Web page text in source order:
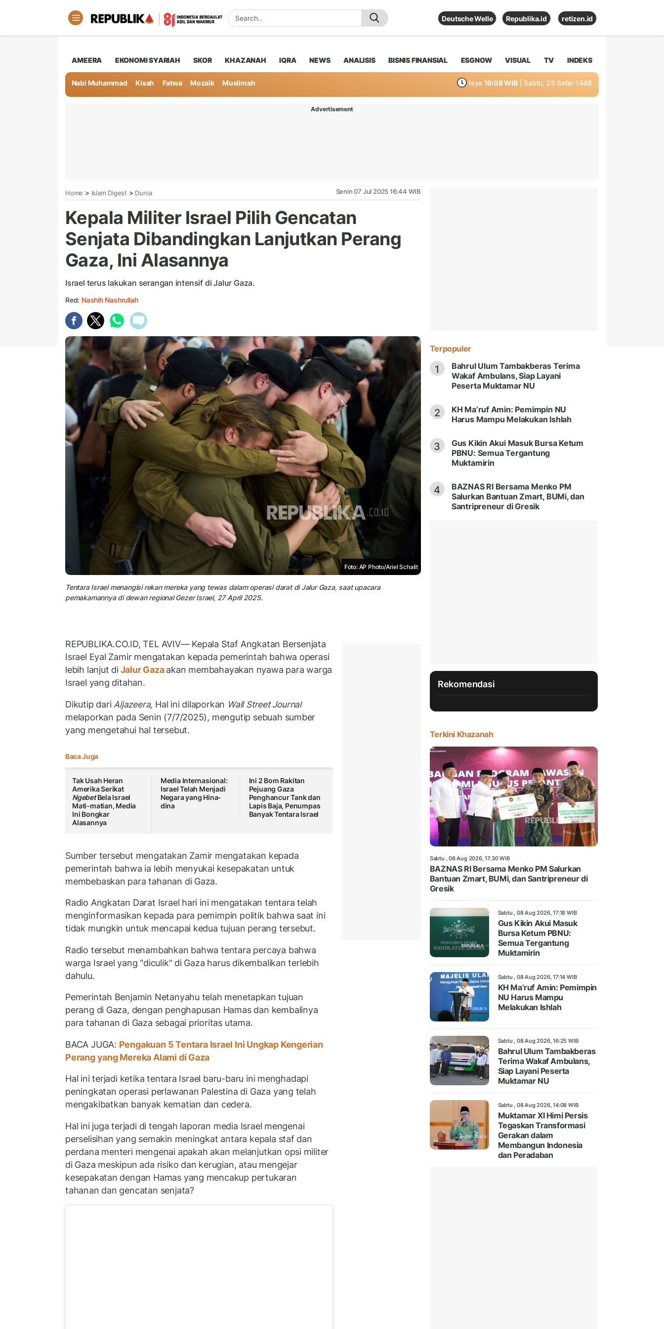
Deutsche Welle Republika.id retizen.id
AMEERA EKONOMI SYARIAH SKOR KHAZANAH IQRA NEWS ANALISIS BISNIS FINANSIAL ESGNOW VISUAL TV INDEKS
Nabi Muhammad Kisah Fatwa Mozaik Muslimah Isya 19:08 WIB | Sabtu, 25 Safar 1448
Advertisement
Home > Islam Digest > Dunia Senin 07 Jul 2025 16:44 WIB
Kepala Militer Israel Pilih Gencatan
Senjata Dibandingkan Lanjutkan Perang
Gaza, Ini Alasannya
Israel terus lakukan serangan intensif di Jalur Gaza.
Red: Nashih Nashrullah
Foto: AP Photo/Ariel Schalit
Tentara Israel menangisi rekan mereka yang tewas dalam operasi darat di Jalur Gaza, saat upacara
pemakamannya di dewan regional Gezer Israel, 27 April 2025.
REPUBLIKA.CO.ID, TEL AVIV— Kepala Staf Angkatan Bersenjata
Israel Eyal Zamir mengatakan kepada pemerintah bahwa operasi
lebih lanjut diJalur Gazaakan membahayakan nyawa para warga
Israel yang ditahan.
Dikutip dari Aljazeera, Hal ini dilaporkan Wall Street Journal
melaporkan pada Senin (7/7/2025), mengutip sebuah sumber
yang mengetahui hal tersebut.
Baca Juga
Tak Usah Heran
Amerika Serikat
NgebetBela Israel
Mati-matian, Media
Ini Bongkar
Alasannya
Media Internasional:
Israel Telah Menjadi
Negara yang Hina-
dina
Ini 2 Bom Rakitan
Pejuang Gaza
Penghancur Tank dan
Lapis Baja, Penumpas
Banyak Tentara Israel
Sumber tersebut mengatakan Zamir mengatakan kepada
pemerintah bahwa ia lebih menyukai kesepakatan untuk
membebaskan para tahanan di Gaza.
Radio Angkatan Darat Israel hari ini mengatakan tentara telah
menginformasikan kepada para pemimpin politik bahwa saat ini
tidak mungkin untuk mencapai kedua tujuan perang tersebut.
Radio tersebut menambahkan bahwa tentara percaya bahwa
warga Israel yang "diculik" di Gaza harus dikembalikan terlebih
dahulu.
Pemerintah Benjamin Netanyahu telah menetapkan tujuan
perang di Gaza, dengan penghapusan Hamas dan kembalinya
para tahanan di Gaza sebagai prioritas utama.
BACA JUGA: Pengakuan 5 Tentara Israel Ini Ungkap Kengerian
Perang yang Mereka Alami di Gaza
Hal ini terjadi ketika tentara Israel baru-baru ini menghadapi
peningkatan operasi perlawanan Palestina di Gaza yang telah
mengakibatkan banyak kematian dan cedera.
Hal ini juga terjadi di tengah laporan media Israel mengenai
perselisihan yang semakin meningkat antara kepala staf dan
perdana menteri mengenai apakah akan melanjutkan opsi militer
di Gaza meskipun ada risiko dan kerugian, atau mengejar
kesepakatan dengan Hamas yang mencakup pertukaran
tahanan dan gencatan senjata?
Terpopuler
1
Bahrul Ulum Tambakberas Terima
Wakaf Ambulans, Siap Layani
Peserta Muktamar NU
2
KH Ma’ruf Amin: Pemimpin NU
Harus Mampu Melakukan Ishlah
3
Gus Kikin Akui Masuk Bursa Ketum
PBNU: Semua Tergantung
Muktamirin
4
BAZNAS RI Bersama Menko PM
Salurkan Bantuan Zmart, BUMi, dan
Santripreneur di Gresik
Rekomendasi
Terkini Khazanah
Sabtu , 08 Aug 2026, 17:30 WIB
BAZNAS RI Bersama Menko PM Salurkan
Bantuan Zmart, BUMi, dan Santripreneur di
Gresik
Sabtu , 08 Aug 2026, 17:18 WIB
Gus Kikin Akui Masuk
Bursa Ketum PBNU:
Semua Tergantung
Muktamirin
Sabtu , 08 Aug 2026, 17:14 WIB
KH Ma’ruf Amin: Pemimpin
NU Harus Mampu
Melakukan Ishlah
Sabtu , 08 Aug 2026, 16:25 WIB
Bahrul Ulum Tambakberas
Terima Wakaf Ambulans,
Siap Layani Peserta
Muktamar NU
Sabtu , 08 Aug 2026, 14:08 WIB
Muktamar XI Himi Persis
Tegaskan Transformasi
Gerakan dalam
Membangun Indonesia
dan Peradaban